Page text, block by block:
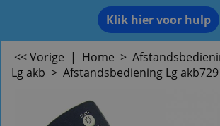
Klik hier voor hulp
<< Vorige | Home >
Lg akb > Afstandsbediening Lg